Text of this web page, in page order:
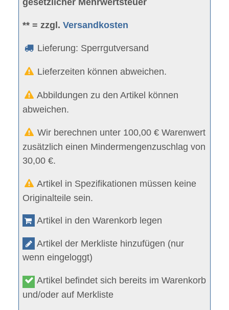
** = zzgl.Versandkosten
Lieferung: Sperrgutversand
Lieferzeiten können abweichen.
Abbildungen zu den Artikel können
abweichen.
Wir berechnen unter 100,00 € Warenwert
zusätzlich einen Mindermengenzuschlag von
30,00 €.
Artikel in Spezifikationen müssen keine
Originalteile sein.
Artikel in den Warenkorb legen
Artikel der Merkliste hinzufügen (nur
wenn eingeloggt)
Artikel befindet sich bereits im Warenkorb
und/oder auf Merkliste